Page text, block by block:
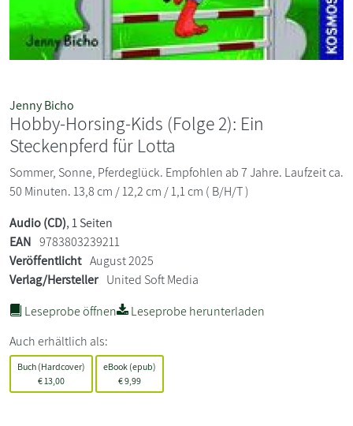
Jenny Bicho
Hobby-Horsing-Kids (Folge 2): Ein
Steckenpferd für Lotta
Sommer, Sonne, Pferdeglück. Empfohlen ab 7 Jahre. Laufzeit ca.
50 Minuten. 13,8 cm / 12,2 cm / 1,1 cm ( B/H/T )
Audio (CD), 1 Seiten
EAN 9783803239211
Veröffentlicht August 2025
Verlag/Hersteller United Soft Media
Leseprobe öffnen
Leseprobe herunterladen
Auch erhältlich als:
Buch (Hardcover)
€13,00
eBook (epub)
€9,99